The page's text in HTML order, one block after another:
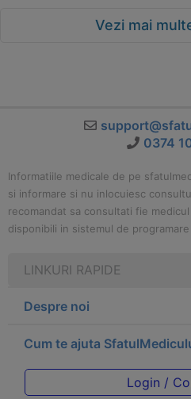
Vezi mai
0374
Informatiile medicale de pe
si informare si nu inlocuiesc
recomandat sa consultati fie
disponibili in sistemul de programare
LINKURI RAPIDE
Despre noi
Cum te ajuta
Login /